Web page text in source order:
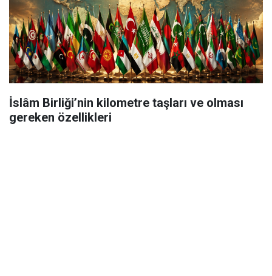
İslâm Birliği’nin kilometre taşları ve olması
gereken özellikleri